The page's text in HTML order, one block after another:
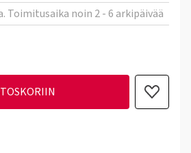
Toimitusaika noin 2 - 6 arkipäivää